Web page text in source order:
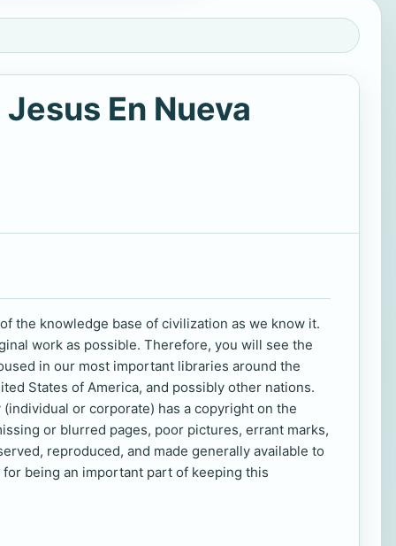
En Nueva
the knowledge base of civilization as we know it.
work as possible. Therefore, you will see the
in our most important libraries around the
States of America, and possibly other nations.
or corporate) has a copyright on the
or blurred pages, poor pictures, errant marks,
reproduced, and made generally available to
being an important part of keeping this